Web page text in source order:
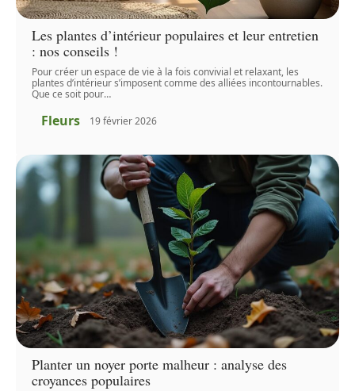
Les plantes d’intérieur populaires et leur entretien
: nos conseils !
Pour créer un espace de vie à la fois convivial et relaxant, les
plantes d’intérieur s’imposent comme des alliées incontournables.
Que ce soit pour…
Fleurs 19 février 2026
Planter un noyer porte malheur : analyse des
croyances populaires